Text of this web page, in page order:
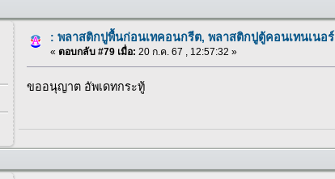
: พลาสติกปูพื้นก่อนเทคอนกรีต, พลาสติกปูตู้คอนเทนเนอร์
« ตอบกลับ #79 เมื่อ: 20 ก.ค. 67 , 12:57:32 »
ขออนุญาต อัพเดทกระทู้